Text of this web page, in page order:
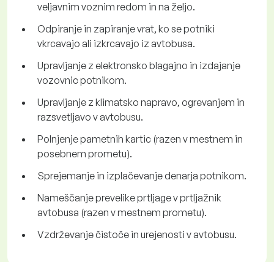
veljavnim voznim redom in na željo.
Odpiranje in zapiranje vrat, ko se potniki
vkrcavajo ali izkrcavajo iz avtobusa.
Upravljanje z elektronsko blagajno in izdajanje
vozovnic potnikom.
Upravljanje z klimatsko napravo, ogrevanjem in
razsvetljavo v avtobusu.
Polnjenje pametnih kartic (razen v mestnem in
posebnem prometu).
Sprejemanje in izplačevanje denarja potnikom.
Nameščanje prevelike prtljage v prtljažnik
avtobusa (razen v mestnem prometu).
Vzdrževanje čistoče in urejenosti v avtobusu.